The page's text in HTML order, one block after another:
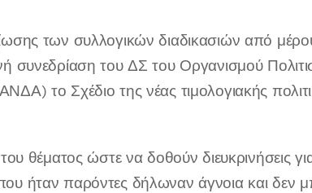
των συλλογικών διαδικασιών από
συνεδρίαση του ΔΣ του Οργανισμού
το Σχέδιο της νέας τιμολογιακής
θέματος ώστε να δοθούν διευκρινήσεις
ήταν παρόντες δήλωναν άγνοια και δεν